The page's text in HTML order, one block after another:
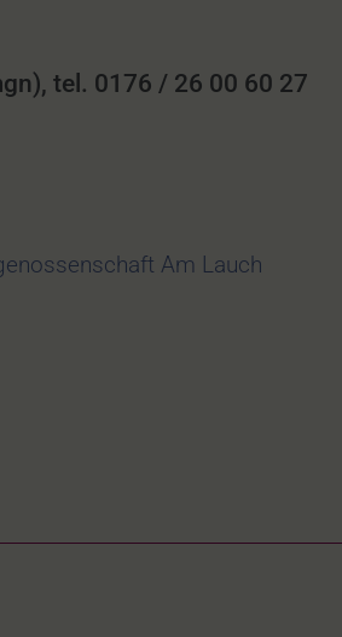
tel. 0176 / 26 00 60 27
Am Lauch